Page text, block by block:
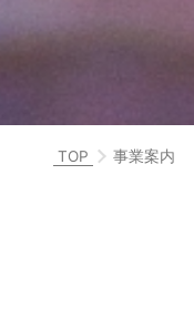
TOP 事業案内